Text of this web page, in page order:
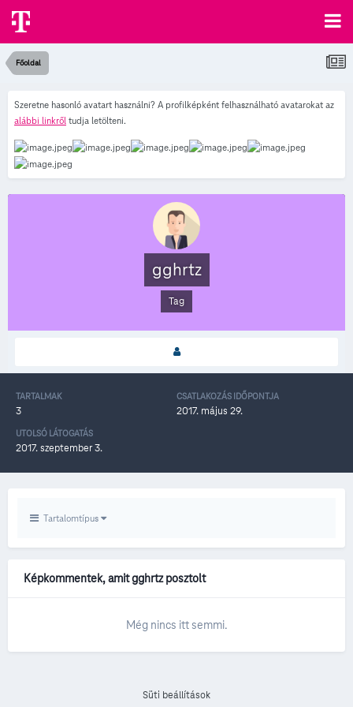
Főoldal
Szeretne hasonló avatart használni? A profilképként felhasználható avatarokat az
alábbi linkről tudja letölteni.
gghrtz
Tag
TARTALMAK
3
CSATLAKOZÁS IDŐPONTJA
2017. május 29.
UTOLSÓ LÁTOGATÁS
2017. szeptember 3.
Tartalomtípus
Képkommentek, amit gghrtz posztolt
Még nincs itt semmi.
Süti beállítások